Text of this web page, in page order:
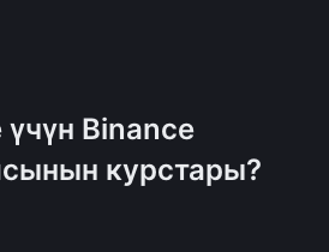
Binance
курстары?